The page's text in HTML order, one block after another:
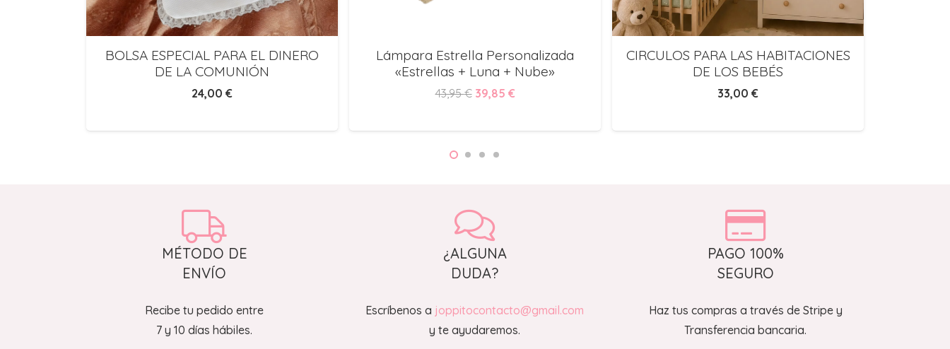
BOLSA ESPECIAL PARA EL DINERO
DE LA COMUNIÓN
24,00 €
Lámpara Estrella Personalizada
«Estrellas + Luna + Nube»
43,95€ El
original
era:
39,85 €El
actual
CIRCULOS PARA LAS HABITACIONES
DE LOS BEBÉS
33,00 €
MÉTODO DE
ENVÍO
Recibe tu pedido entre
7 y 10 días hábiles.
¿ALGUNA
DUDA?
Escríbenos a joppitocontacto@gmail.com
y te ayudaremos.
PAGO 100%
SEGURO
Haz tus compras a través de Stripe y
Transferencia bancaria.